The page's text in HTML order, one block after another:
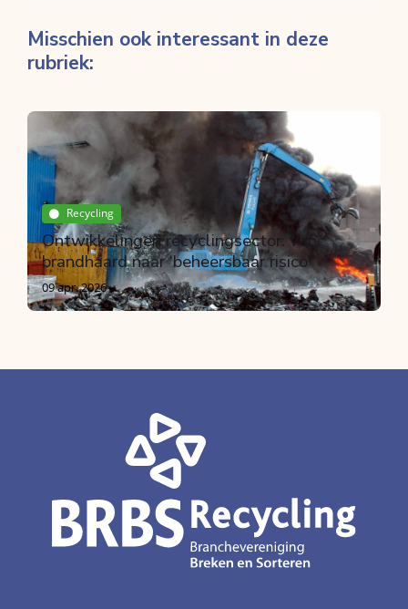
Misschien ook interessant in deze
rubriek:
Breken
Bouwproductenverordening en CE
markering
Door Peter Broere
Recycling
Ontwikkelingen recyclingsector: van
brandhaard naar ‘beheersbaar risico’
09 apr. 2026